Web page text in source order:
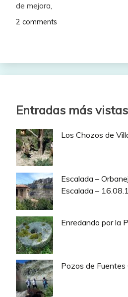
de mejora,
2 comments
Entradas más vistas
Los Chozos de
Escalada –
Escalada –
Enredando por la
Pozos de